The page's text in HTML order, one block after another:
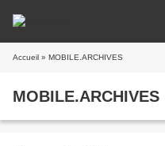
Accueil » MOBILE.ARCHIVES
MOBILE.ARCHIVES